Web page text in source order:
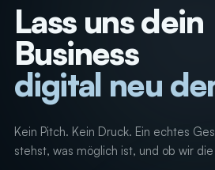
Lass uns dein
Business
digital neu
Kein Pitch. Kein Druck. Ein echtes
stehst, was möglich ist, und ob wir